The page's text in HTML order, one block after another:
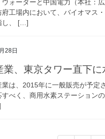
ォーターと中国電力（本社：
府工場内において、バイオマス
し、 […]
28日
業、東京タワー直下
は、2015年に一般販売が予定
すべく、商用水素ステーション